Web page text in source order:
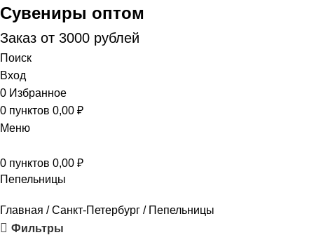
Сувениры оптом
Заказ от 3000 рублей
Поиск
Вход
0 Избранное
0 пунктов 0,00 ₽
Меню
0 пунктов 0,00 ₽
Пепельницы
Главная Санкт-Петербург
Пепельницы
Фильтры